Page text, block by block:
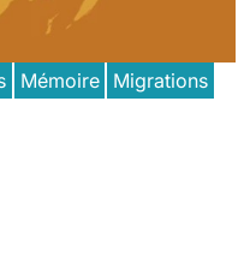
Mémoire
Migrations